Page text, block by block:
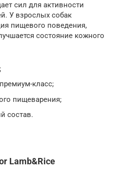
сил для активности
У взрослых собак
пищевого поведения,
состояние кожного
класс;
пищеварения;
состав.
Lamb&Rice